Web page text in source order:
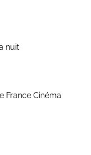
nuit
France Cinéma